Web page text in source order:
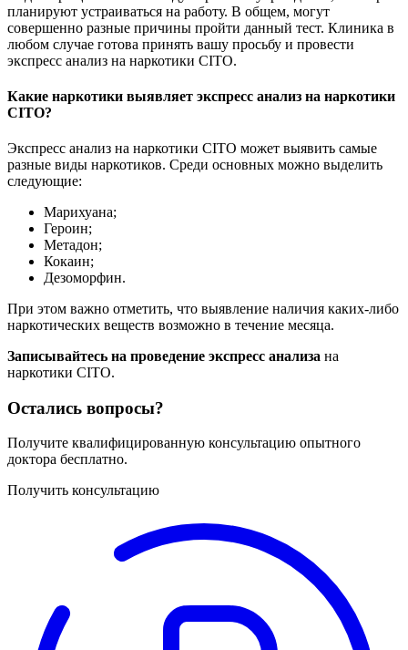
планируют устраиваться на работу. В общем, могут
совершенно разные причины пройти данный тест. Клиника в
любом случае готова принять вашу просьбу и провести
экспресс анализ на наркотики CITO.
Какие наркотики выявляет экспресс анализ на наркотики
CITO?
Экспресс анализ на наркотики CITO может выявить самые
разные виды наркотиков. Среди основных можно выделить
следующие:
Марихуана;
Героин;
Метадон;
Кокаин;
Дезоморфин.
При этом важно отметить, что выявление наличия каких-либо
наркотических веществ возможно в течение месяца.
Записывайтесь на проведение экспресс анализа на
наркотики CITO.
Остались вопросы?
Получите квалифицированную консультацию опытного
доктора бесплатно.
Получить консультацию